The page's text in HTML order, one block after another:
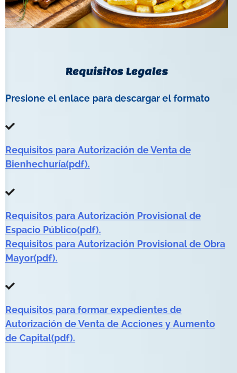
Requisitos Legales
Presione el enlace para descargar el formato
Requisitos para Autorización de Venta de
Bienhechuría(pdf).
Requisitos para Autorización Provisional de
Espacio Público(pdf).
Requisitos para Autorización Provisional de Obra
Mayor(pdf).
Requisitos para formar expedientes de
Autorización de Venta de Acciones y Aumento
de Capital(pdf).